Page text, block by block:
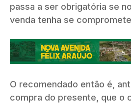
passa a ser obrigatória se
venda tenha se
O recomendado então é,
compra do presente, que o